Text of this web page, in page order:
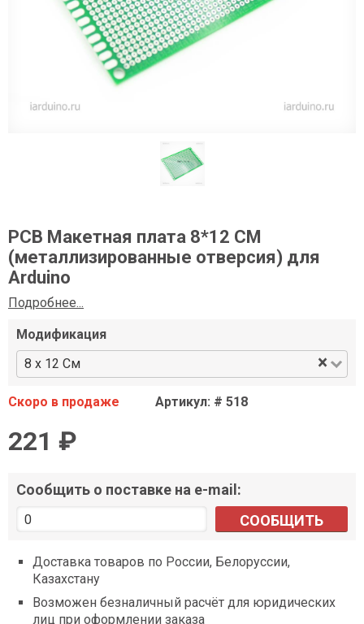
PCB Макетная плата 8*12 СМ
(металлизированные отверсия) для
Arduino
Подробнее...
Модификация
8 x 12 См
×
Скоро в продаже Артикул: # 518
221 ₽
Сообщить о поставке на e-mail:
СООБЩИТЬ
Доставка товаров по России, Белоруссии,
Казахстану
Возможен безналичный расчёт для юридических
лиц при оформлении заказа